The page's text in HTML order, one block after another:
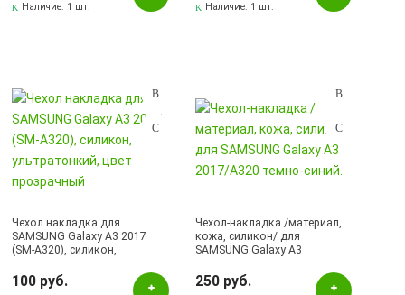
Наличие: 1 шт. Наличие: 1 шт.
Чехол накладка для
SAMSUNG Galaxy A3 2017
(SM-A320), силикон,
прозрачный
100 руб.
Чехол-накладка /материал,
кожа, силикон/ для
SAMSUNG Galaxy A3
250 руб.